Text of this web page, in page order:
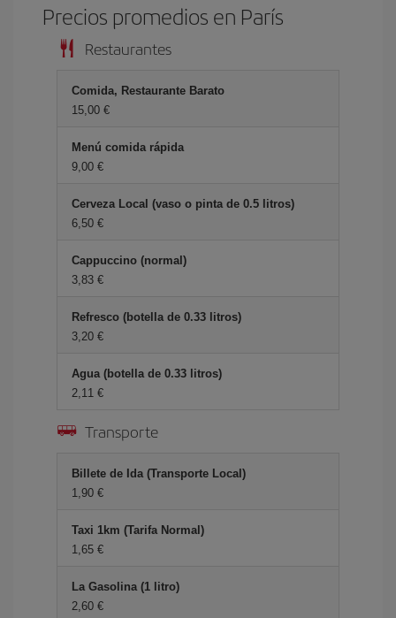
Precios promedios en París
Restaurantes
Comida, Restaurante Barato
15,00
Menú comida rápida
9,00
Cerveza Local (vaso o pinta de 0.5 litros)
6,50
Cappuccino (normal)
3,83
Refresco (botella de 0.33 litros)
3,20
Agua (botella de 0.33 litros)
2,11
Transporte
Billete de Ida (Transporte Local)
1,90
Taxi 1km (Tarifa Normal)
1,65
La Gasolina (1 litro)
2,60